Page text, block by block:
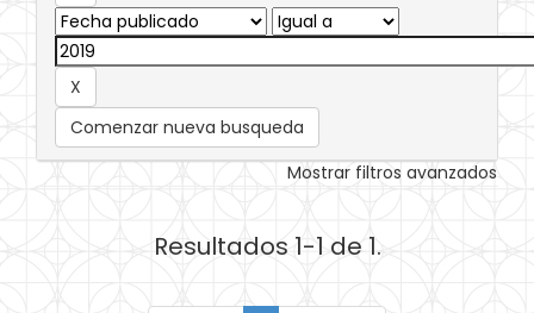
Comenzar nueva busqueda
Mostrar filtros avanzados
Resultados 1-1 de 1.